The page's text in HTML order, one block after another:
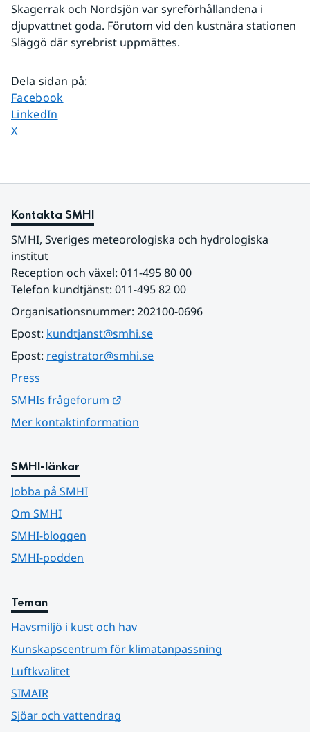
Skagerrak och Nordsjön var syreförhållandena i
djupvattnet goda. Förutom vid den kustnära stationen
Släggö där syrebrist uppmättes.
Dela sidan på:
Dela sidan på
Facebook
Dela sidan på
LinkedIn
Dela sidan på
X
Kontakta SMHI
SMHI, Sveriges meteorologiska och hydrologiska
institut
Reception och växel: 011-495 80 00
Telefon kundtjänst: 011-495 82 00
Organisationsnummer: 202100-0696
Epost: kundtjanst@smhi.se
Epost: registrator@smhi.se
Press
SMHIs frågeforum
Mer kontaktinformation
SMHI-länkar
Jobba på SMHI
Om SMHI
SMHI-bloggen
SMHI-podden
Teman
Havsmiljö i kust och hav
Kunskapscentrum för klimatanpassning
Luftkvalitet
SIMAIR
Sjöar och vattendrag